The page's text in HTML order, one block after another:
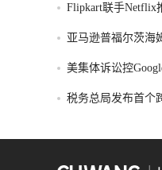
Flipkart联手Netflix
亚马逊普福尔茨海
美集体诉讼控
税务总局发布首个